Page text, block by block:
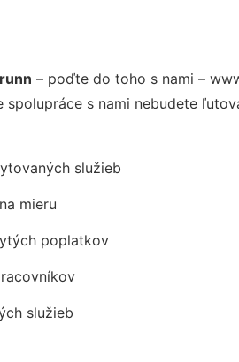
– poďte do toho s nami –
spolupráce s nami nebudete
služieb
mieru
poplatkov
služieb